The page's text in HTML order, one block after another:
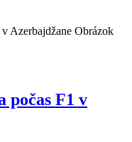
počas F1 v